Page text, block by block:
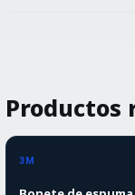
Productos
-10%
-10%
3M